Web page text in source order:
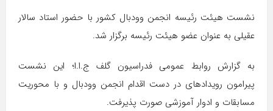
نشست هیئت رئیسه انجمن وودبال کشور با حضور استاد سالار
عقیلی به عنوان عضو هیئت رئیسه برگزار شد.
به گزارش روابط عمومی فدراسیون گلف ج.ا.ا؛ این نشست
پیرامون رویدادهای در دست اقدام انجمن وودبال و با محوریت
مسابقات و ادوار آموزشی صورت پذیرفت.